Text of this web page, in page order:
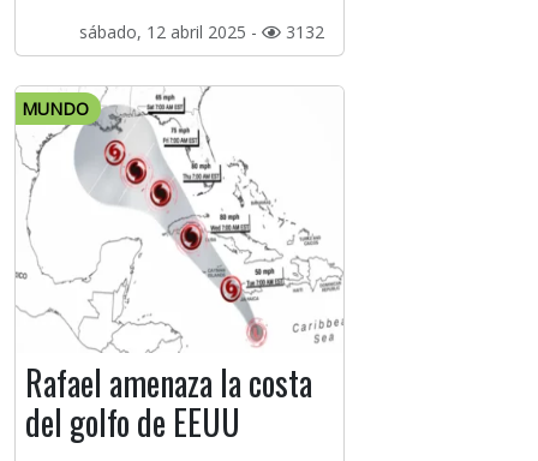
sábado, 12 abril 2025 - 3132
MUNDO
Rafael amenaza la costa
del golfo de EEUU